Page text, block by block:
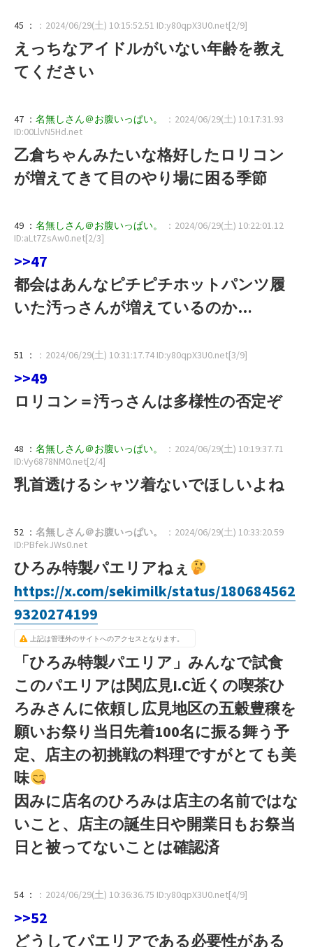
45 ： ：2024/06/29(土) 10:15:52.51 ID:y80qpX3U0.net[2/9]
えっちなアイドルがいない年齢を教え
てください
47 ： 名無しさん＠お腹いっぱい。
：2024/06/29(土) 10:17:31.93
ID:00LlvN5Hd.net
乙倉ちゃんみたいな格好したロリコン
が増えてきて目のやり場に困る季節
49 ： 名無しさん＠お腹いっぱい。
：2024/06/29(土) 10:22:01.12
ID:aLt7ZsAw0.net[2/3]
>>47
都会はあんなピチピチホットパンツ履
いた汚っさんが増えているのか…
51 ： ：2024/06/29(土) 10:31:17.74 ID:y80qpX3U0.net[3/9]
>>49
ロリコン＝汚っさんは多様性の否定ぞ
48 ： 名無しさん＠お腹いっぱい。
：2024/06/29(土) 10:19:37.71
ID:Vy6878NM0.net[2/4]
乳首透けるシャツ着ないでほしいよね
52 ： 名無しさん＠お腹いっぱい。
：2024/06/29(土) 10:33:20.59
ID:PBfekJWs0.net
ひろみ特製パエリアねぇ
https://x.com/sekimilk/status/180684562
9320274199
上記は管理外のサイトへのアクセスとなります。
「ひろみ特製パエリア」みんなで試食
このパエリアは関広見I.C近くの喫茶ひ
ろみさんに依頼し広見地区の五穀豊穣を
願いお祭り当日先着100名に振る舞う予
定、店主の初挑戦の料理ですがとても美
味
因みに店名のひろみは店主の名前ではな
いこと、店主の誕生日や開業日もお祭当
日と被ってないことは確認済
54 ： ：2024/06/29(土) 10:36:36.75 ID:y80qpX3U0.net[4/9]
>>52
どうしてパエリアである必要性がある